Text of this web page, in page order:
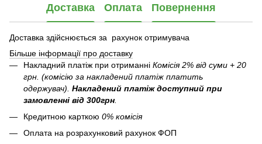
Доставка Оплата Повернення
Доставка здійснюється за рахунок отримувача
Більше інформації про доставку
Накладний платіж при отриманні Комісія 2% від суми + 20
грн. (комісію за накладений платіж платить
одержувач). Накладений платіж доступний при
замовленні від 300грн
Кредитною карткою 0% комісія
Оплата на розрахунковий рахунок ФОП